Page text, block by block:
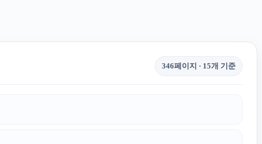
346페이지 · 15개 기준